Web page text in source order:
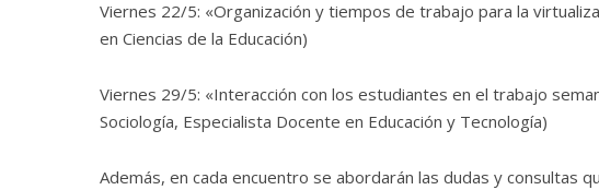
Viernes 22/5: «Organización y tiempos de trabajo para la
en Ciencias de la Educación)
Viernes 29/5: «Interacción con los estudiantes en el trabajo
Sociología, Especialista Docente en Educación y Tecnología)
Además, en cada encuentro se abordarán las dudas y consultas